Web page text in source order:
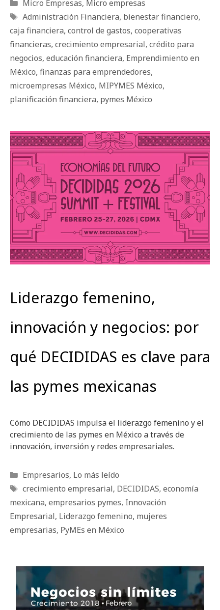
Micro Empresas, Micro empresas
Etiquetas
Administración Financiera, bienestar financiero,
caja financiera, control de gastos, cooperativas
financieras, crecimiento empresarial, crédito para
negocios, educación financiera, Emprendimiento en
México, finanzas para emprendedores,
microempresas México, MIPYMES México,
planificación financiera, pymes México
Liderazgo femenino,
innovación y negocios: por
qué DECIDIDAS es clave para
las pymes mexicanas
Cómo DECIDIDAS impulsa el liderazgo femenino y el
crecimiento de las pymes en México a través de
innovación, inversión y redes empresariales.
Categorías
Empresarios, Lo más leído
Etiquetas
crecimiento empresarial, DECIDIDAS, economía
mexicana, empresarios pymes, Innovación
Empresarial, Liderazgo femenino, mujeres
empresarias, PyMEs en México